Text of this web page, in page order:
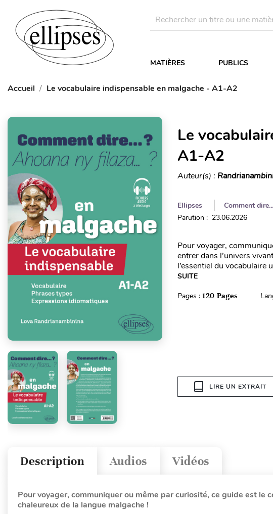
MATIÈRES PUBLICS
Accueil Le vocabulaire indispensable en malgache - A1-A2
Le
A1-A2
Auteur(s) :
Ellipses
Comment
Parution : 23.06.2026
Pour voyager,
entrer dans l’univers
l’essentiel du vocabulaire
SUITE
Pages : 120 Pages
LIRE UN EXTRAIT
Vidéos
Audios
Description
Pour voyager, communiquer ou même par curiosité, ce guide est le
chaleureux de la langue malgache !